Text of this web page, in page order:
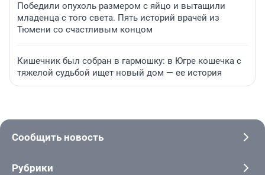
Победили опухоль размером с яйцо и вытащили
младенца с того света. Пять историй врачей из
Тюмени со счастливым концом
Кишечник был собран в гармошку: в Югре кошечка с
тяжелой судьбой ищет новый дом — ее история
Сообщить новость
Рубрики